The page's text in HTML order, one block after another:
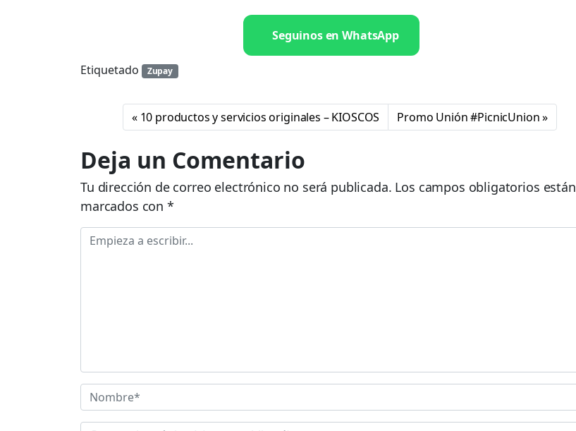
Seguinos en WhatsApp
Etiquetado Zupay
10 productos y servicios originales – KIOSCOS Promo Unión #PicnicUnion
Deja un Comentario
Tu dirección de correo electrónico no será publicada. Los campos obligatorios están
marcados con *